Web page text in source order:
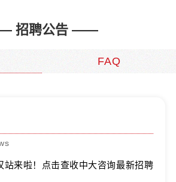
招聘公告 ——
FAQ
站来啦！点击查收中大咨询最新招聘